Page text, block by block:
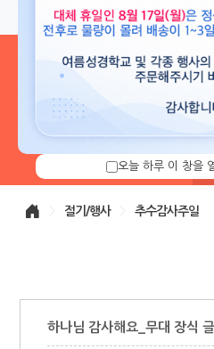
도서 뮤직 용품
절기/행사 추수감사주일
하나님 감사해요_무대 장식
오늘 하루 이 창을